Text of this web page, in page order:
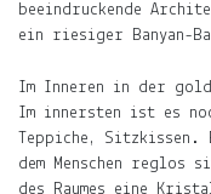
Die
in
Arme
schließen.
Mary
beeindruckende
ein riesiger Banyan-
Im Inneren in der
Im innersten ist es
Teppiche, Sitzkissen.
dem Menschen
des Raumes eine